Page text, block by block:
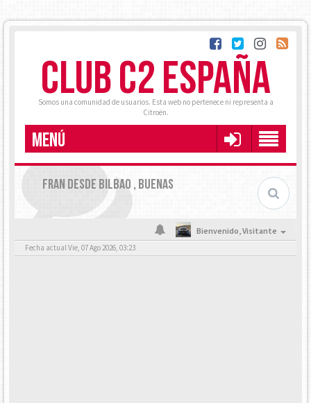
CLUB C2 ESPAÑA
Somos una comunidad de usuarios. Esta web no pertenece ni representa a
Citroën.
MENÚ
FRAN DESDE BILBAO , BUENAS
Bienvenido,Visitante
Fecha actual Vie, 07 Ago 2026, 03:23